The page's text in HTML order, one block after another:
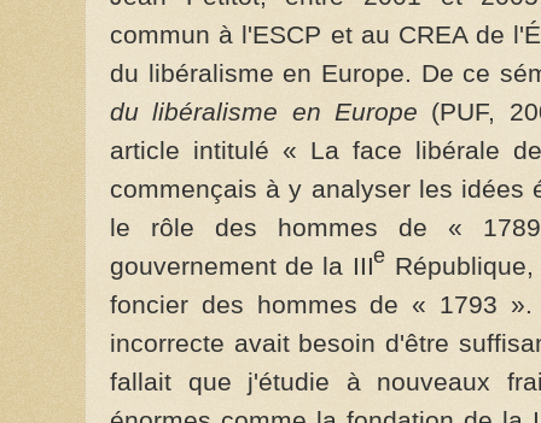
commun à l'ESCP et au CREA de
du libéralisme en Europe. De ce
du libéralisme en Europe (PUF,
article intitulé « La face libérale
commençais à y analyser les idées
le rôle des hommes de «
gouvernement de la IIIe
foncier des hommes de « 1793
incorrecte avait besoin d'être
fallait que j'étudie à nouveaux